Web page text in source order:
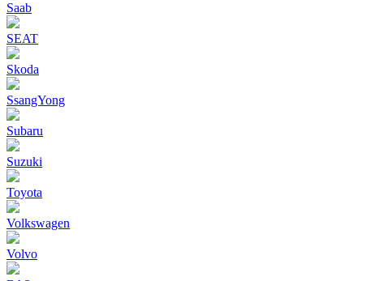
Saab
SEAT
Skoda
SsangYong
Subaru
Suzuki
Toyota
Volkswagen
Volvo